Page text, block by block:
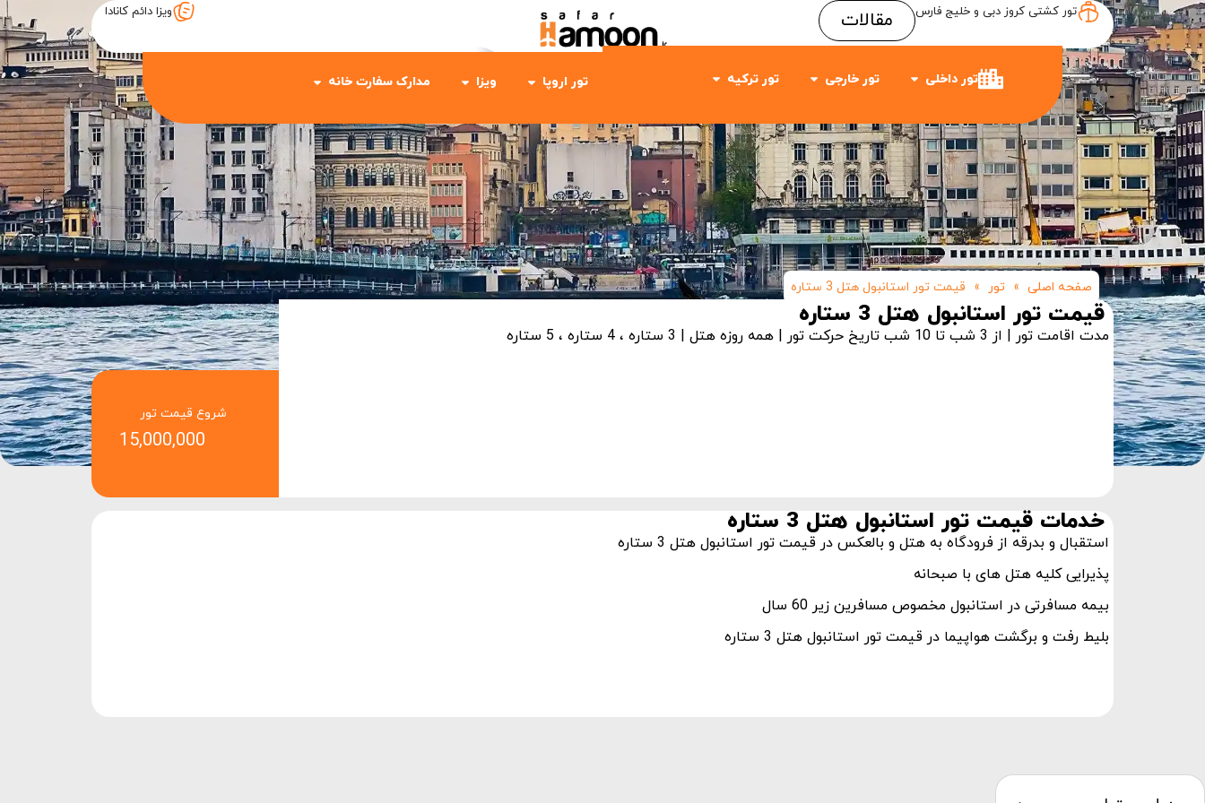
تور کشتی کروز دبی و خلیج فارس مقالات ویزا دائم کانادا
تور داخلی تور خارجی تور ترکیه تور اروپا ویزا مدارک سفارت خانه
Item #1
Item #3
صفحه اصلی » تور » قیمت تور استانبول هتل 3 ستاره
قیمت تور استانبول هتل 3 ستاره
مدت اقامت تور | از 3 شب تا 10 شب تاریخ حرکت تور | همه روزه هتل | 3 ستاره ، 4 ستاره ، 5 ستاره
شروع قیمت تور
خدمات قیمت تور استانبول هتل 3 ستاره
استقبال و بدرقه از فرودگاه به هتل و بالعکس در قیمت تور استانبول هتل 3 ستاره
پذیرایی کلیه هتل های با صبحانه
بیمه مسافرتی در استانبول مخصوص مسافرین زیر 60 سال
بلیط رفت و برگشت هواپیما در قیمت تور استانبول هتل 3 ستاره